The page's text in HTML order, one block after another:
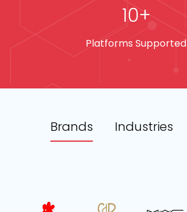
+
10
Platforms Supported
Brands Industries